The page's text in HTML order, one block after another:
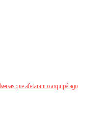
que afetaram o arquipélago